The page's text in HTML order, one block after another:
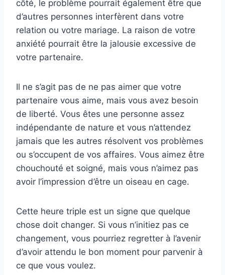
côté, le problème pourrait également être que
d’autres personnes interfèrent dans votre
relation ou votre mariage. La raison de votre
anxiété pourrait être la jalousie excessive de
votre partenaire.
Il ne s’agit pas de ne pas aimer que votre
partenaire vous aime, mais vous avez besoin
de liberté. Vous êtes une personne assez
indépendante de nature et vous n’attendez
jamais que les autres résolvent vos problèmes
ou s’occupent de vos affaires. Vous aimez être
chouchouté et soigné, mais vous n’aimez pas
avoir l’impression d’être un oiseau en cage.
Cette heure triple est un signe que quelque
chose doit changer. Si vous n’initiez pas ce
changement, vous pourriez regretter à l’avenir
d’avoir attendu le bon moment pour parvenir à
ce que vous voulez.